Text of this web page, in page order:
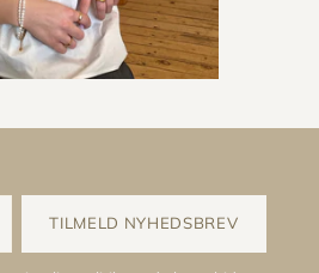
TILMELD NYHEDSBREV